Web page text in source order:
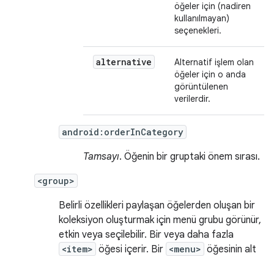
öğeler için (nadiren
kullanılmayan)
seçenekleri.
alternative
Alternatif işlem olan
öğeler için o anda
görüntülenen
verilerdir.
android:orderInCategory
Tamsayı. Öğenin bir gruptaki önem sırası.
<group>
Belirli özellikleri paylaşan öğelerden oluşan bir
koleksiyon oluşturmak için menü grubu görünür,
etkin veya seçilebilir. Bir veya daha fazla
<item> öğesi içerir. Bir <menu> öğesinin alt